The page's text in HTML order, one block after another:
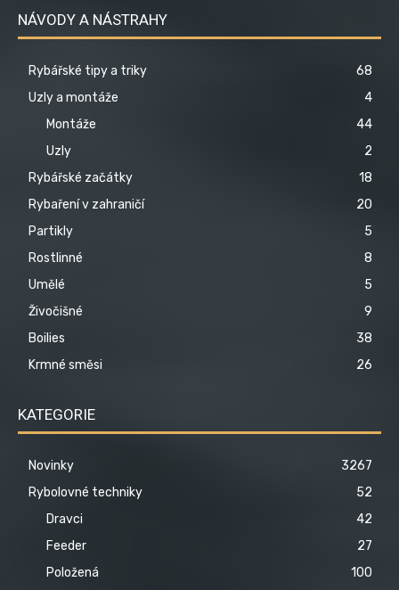
NÁVODY A NÁSTRAHY
Rybářské tipy a triky
68
Uzly a montáže
4
Montáže
44
Uzly
2
Rybářské začátky
18
Rybaření v zahraničí
20
Partikly
5
Rostlinné
8
Umělé
5
Živočišné
9
Boilies
38
Krmné směsi
26
KATEGORIE
Novinky
3267
Rybolovné techniky
52
Dravci
42
Feeder
27
Položená
100